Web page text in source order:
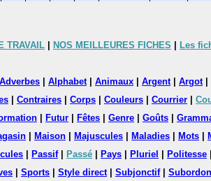
TRAVAIL NOS MEILLEURES FICHES Les
Adverbes Alphabet| Animaux Argent| Argot|
Contraires Corps Couleurs Courrier
Futur Fêtes Genre Goûts
Maison Majuscules Maladies Mots
Passif| Passé Pays Pluriel Politesse
Sports Style direct| Subjonctif|